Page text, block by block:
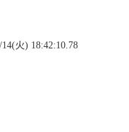
火) 18:42:10.78